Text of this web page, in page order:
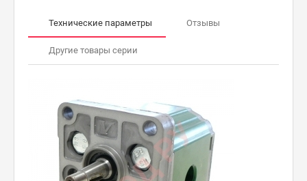
Технические параметры Отзывы
Другие товары серии